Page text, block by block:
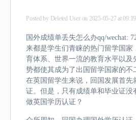
Posted by Deleted User on 2025-05-27 at 09:19
国外成绩单丢失怎么办qq/wechat:
来都是学生们青睐的热门留学国家
育体系、世界一流的教育水平以及
势都使其成为了出国留学国家的不
在英国留学生来说，回国发展首先
证。但是，只有成绩单和毕业证没
做英国学历认证？